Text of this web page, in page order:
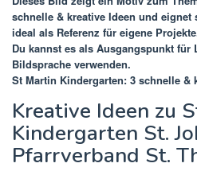
schnelle & kreative Ideen und eignet
ideal als Referenz für eigene
Du kannst es als Ausgangspunkt für
Bildsprache verwenden.
St Martin Kindergarten: 3 schnelle &
Kreative Ideen zu
Kindergarten St.
Pfarrverband St.